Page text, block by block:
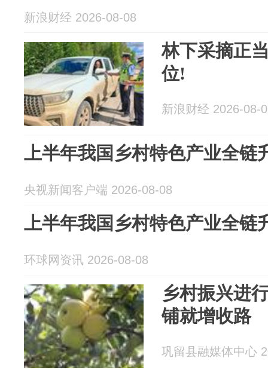
新浪财经 2026-08-08
林下采摘正
位!
新浪财经 2026-08-
上半年我国乡村特色产业全链
央视新闻客户端 2026-08-08
上半年我国乡村特色产业全链
环球网资讯 2026-08-08
乡村振兴进
铺就增收路
巩留县融媒体中心